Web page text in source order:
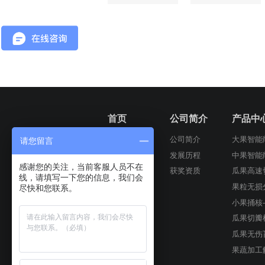
首页 公司简介
公司简介
发展历程
获奖资质
产品中
大果智能
中果智能
瓜果高速
果粒无损
小果捅核
瓜果切瓣
瓜果无
果蔬加工
请您留言
感谢您的关注，当前客服人员不在
线，请填写一下您的信息，我们会
尽快和您联系。